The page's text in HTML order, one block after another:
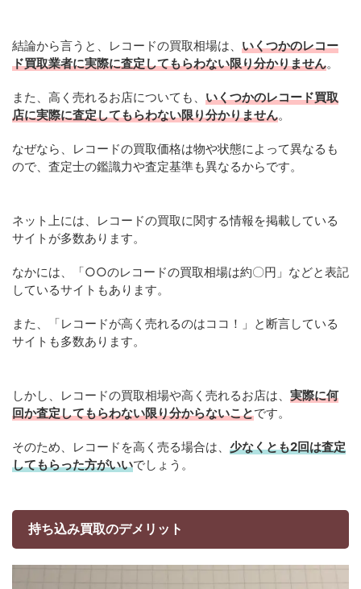
結論から言うと、レコードの買取相場は、 いくつかのレコー
ド買取業者に実際に査定してもらわない限り分かりません。
また、高く売れるお店についても、 いくつかのレコード買取
店に実際に査定してもらわない限り分かりません。
なぜなら、レコードの買取価格は物や状態によって異なるも
ので、査定士の鑑識力や査定基準も異なるからです。
ネット上には、レコードの買取に関する情報を掲載している
サイトが多数あります。
なかには、「○○のレコードの買取相場は約〇円」などと表記
しているサイトもあります。
また、「レコードが高く売れるのはココ！」と断言している
サイトも多数あります。
しかし、レコードの買取相場や高く売れるお店は、 実際に何
回か査定してもらわない限り分からないことです。
そのため、レコードを高く売る場合は、 少なくとも2回は査定
してもらった方がいいでしょう。
持ち込み買取のデメリット